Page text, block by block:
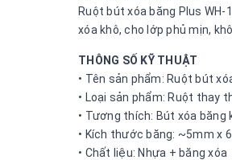
Ruột bút xóa băng Plus
xóa khô, cho lớp phủ mịn,
THÔNG SỐ KỸ THUẬT
• Tên sản phẩm: Ruột bút
• Loại sản phẩm: Ruột thay
• Tương thích: Bút xóa băng
• Kích thước băng: ~5mm x
• Chất liệu: Nhựa + băng xóa